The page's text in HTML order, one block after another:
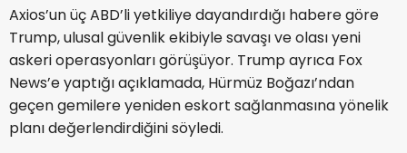
Axios’un üç ABD’li yetkiliye dayandırdığı habere göre
Trump, ulusal güvenlik ekibiyle savaşı ve olası yeni
askeri operasyonları görüşüyor. Trump ayrıca Fox
News’e yaptığı açıklamada, Hürmüz Boğazı’ndan
geçen gemilere yeniden eskort sağlanmasına yönelik
planı değerlendirdiğini söyledi.